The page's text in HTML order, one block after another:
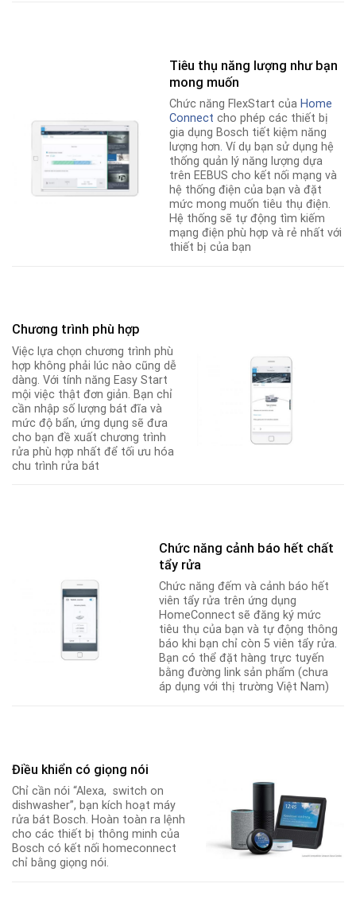
Tiêu thụ năng lượng như bạn
mong muốn
Chức năng FlexStart của Home
Connect cho phép các thiết bị
gia dụng Bosch tiết kiệm năng
lượng hơn. Ví dụ bạn sử dụng hệ
thống quản lý năng lượng dựa
trên EEBUS cho kết nối mạng và
hệ thống điện của bạn và đặt
mức mong muốn tiêu thụ điện.
Hệ thống sẽ tự động tìm kiếm
mạng điện phù hợp và rẻ nhất với
thiết bị của bạn
Chương trình phù hợp
Việc lựa chọn chương trình phù
hợp không phải lúc nào cũng dễ
dàng. Với tính năng Easy Start
mội việc thật đơn giản. Bạn chỉ
cần nhập số lượng bát đĩa và
mức độ bẩn, ứng dụng sẽ đưa
cho bạn đề xuất chương trình
rửa phù hợp nhất để tối ưu hóa
chu trình rửa bát
Chức năng cảnh báo hết chất
tẩy rửa
Chức năng đếm và cảnh báo hết
viên tẩy rửa trên ứng dụng
HomeConnect sẽ đăng ký mức
tiêu thụ của bạn và tự động thông
báo khi bạn chỉ còn 5 viên tẩy rửa.
Bạn có thể đặt hàng trực tuyến
bằng đường link sản phẩm (chưa
áp dụng với thị trường Việt Nam)
Điều khiển có giọng nói
Chỉ cần nói “Alexa, switch on
dishwasher”, bạn kích hoạt máy
rửa bát Bosch. Hoàn toàn ra lệnh
cho các thiết bị thông minh của
Bosch có kết nối homeconnect
chỉ bằng giọng nói.